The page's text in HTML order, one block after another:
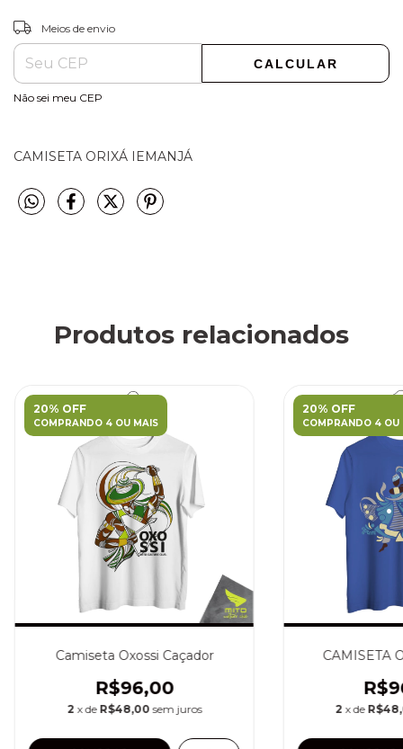
Entregas para o CEP:
Meios de envio
CALCULAR
Não sei meu CEP
CAMISETA ORIXÁ IEMANJÁ
Produtos relacionados
20% OFF
COMPRANDO 4 OU MAIS
Camiseta Oxossi Caçador
R$96,00
2 x de R$48,00 sem juros
20% OFF
COMPRANDO 4 OU
CAMISETA
2 x de